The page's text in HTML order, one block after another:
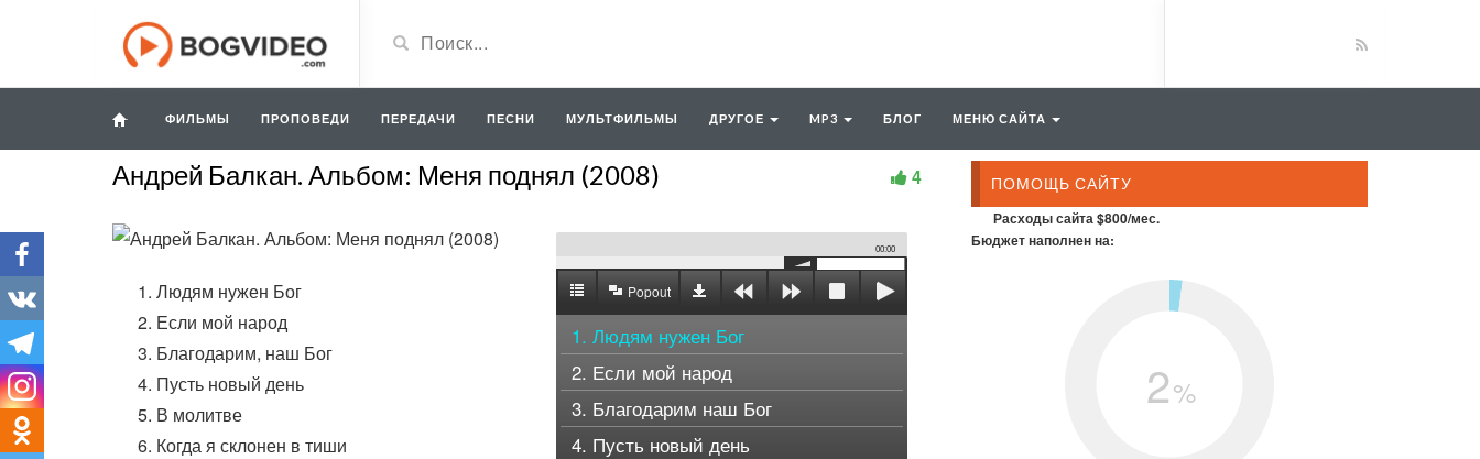
ФИЛЬМЫ ПРОПОВЕДИ ПЕРЕДАЧИ ПЕСНИ МУЛЬТФИЛЬМЫ ДРУГОЕ MP3 БЛОГ МЕНЮ САЙТА
Андрей Балкан. Альбом: Меня поднял (2008) 4
Людям нужен Бог
Если мой народ
Благодарим, наш Бог
Пусть новый день
В молитве
Когда я склонен в тиши
00:00
Popout
1. Людям нужен Бог
2. Если мой народ
3. Благодарим наш Бог
4. Пусть новый день
ПОМОЩЬ САЙТУ
Расходы сайта $800/мес.
Бюджет наполнен на:
2%